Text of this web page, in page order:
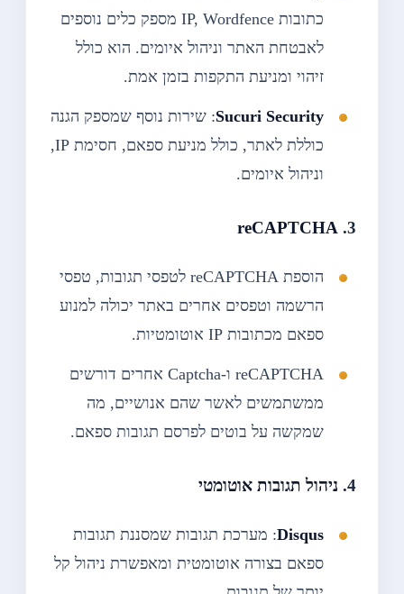
כתובות IP, Wordfence מספק כלים נוספים
לאבטחת האתר וניהול איומים. הוא כולל
זיהוי ומניעת התקפות בזמן אמת.
Sucuri Security: שירות נוסף שמספק הגנה
כוללת לאתר, כולל מניעת ספאם, חסימת IP,
וניהול איומים.
3.
reCAPTCHA
הוספת reCAPTCHA לטפסי תגובות, טפסי
הרשמה וטפסים אחרים באתר יכולה למנוע
ספאם מכתובות IP אוטומטיות.
reCAPTCHA ו-Captcha אחרים דורשים
ממשתמשים לאשר שהם אנושיים, מה
שמקשה על בוטים לפרסם תגובות ספאם.
4. ניהול תגובות אוטומטי
Disqus: מערכת תגובות שמסננת תגובות
ספאם בצורה אוטומטית ומאפשרת ניהול קל